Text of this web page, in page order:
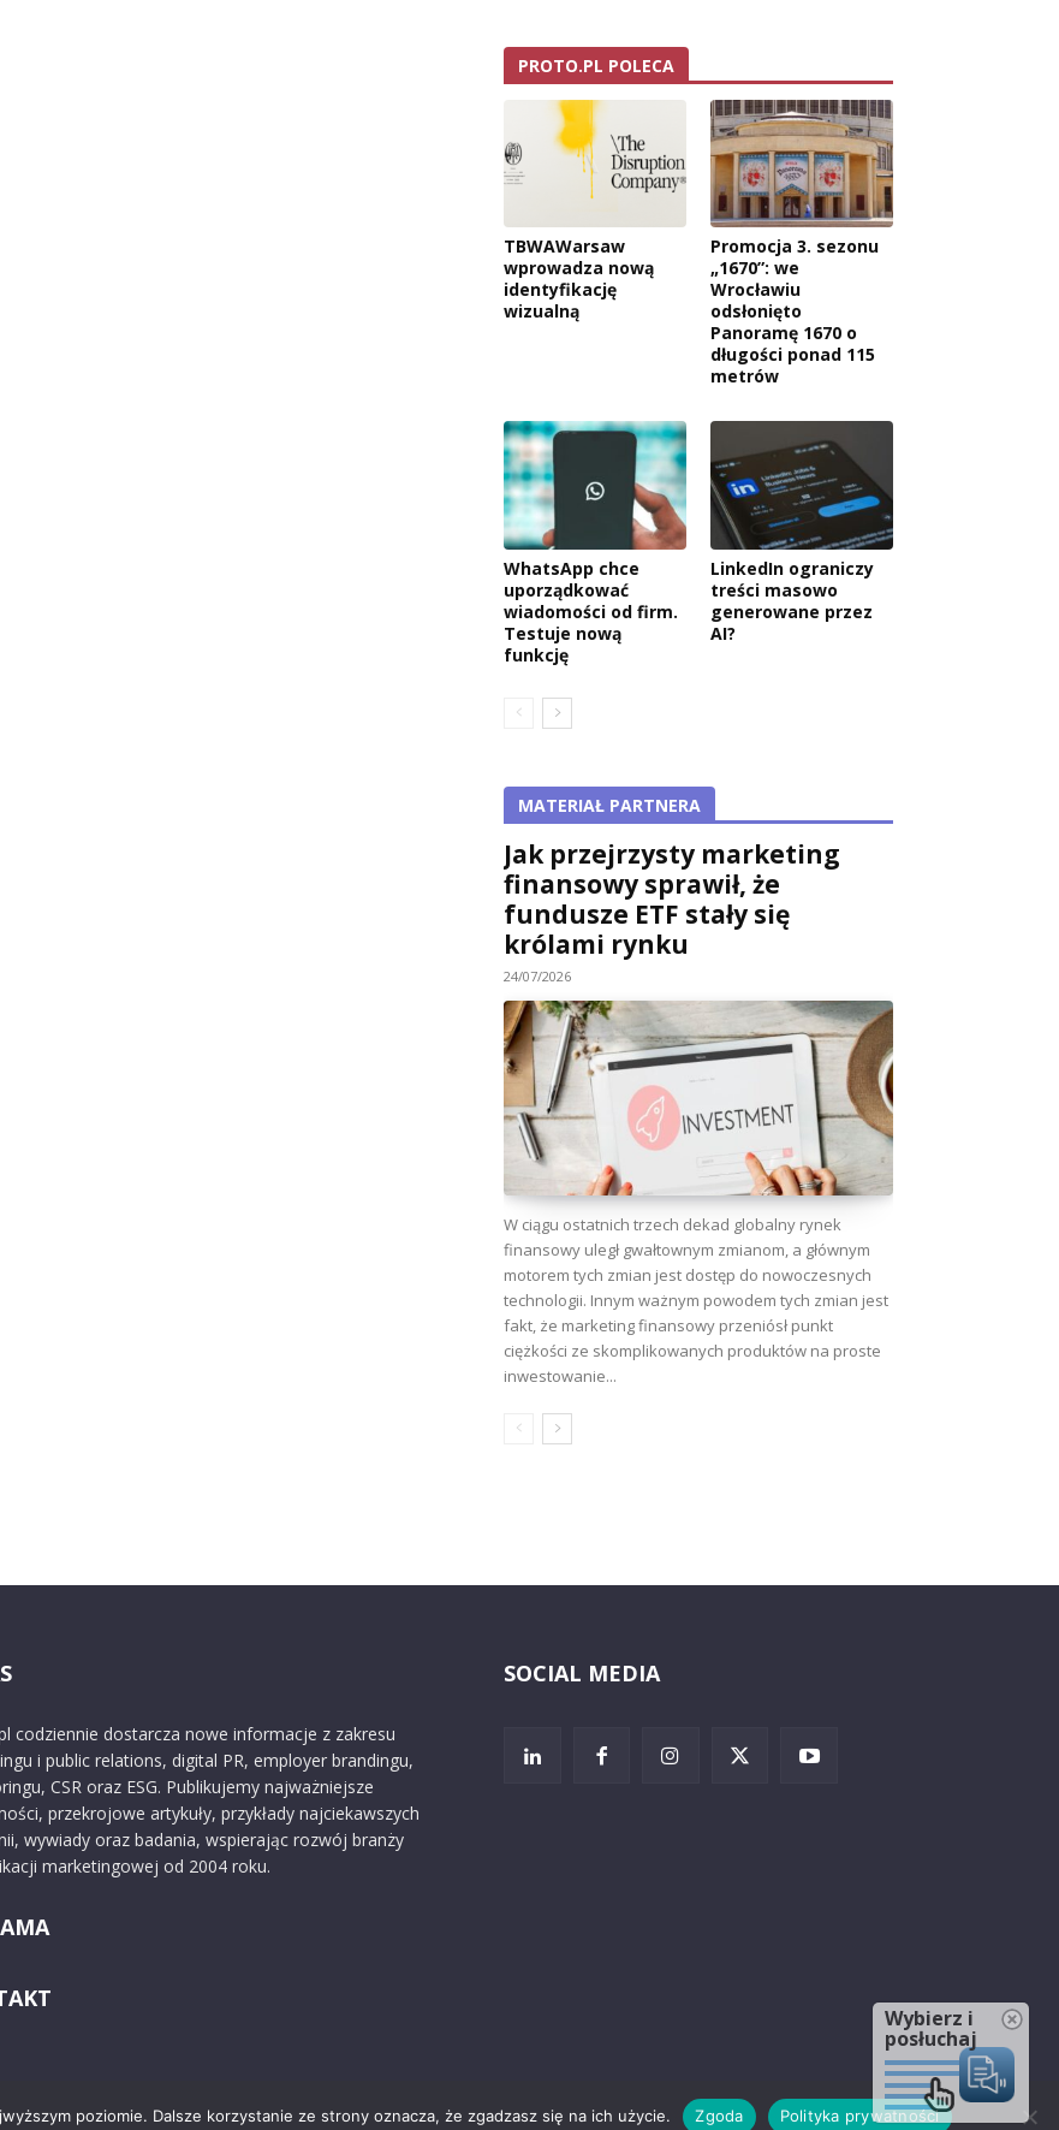
PROTO.PL POLECA
TBWAWarsaw
wprowadza nową
identyfikację
wizualną
Promocja 3. sezonu
„1670”: we
Wrocławiu
odsłonięto
Panoramę 1670 o
długości ponad 115
metrów
WhatsApp chce
uporządkować
wiadomości od firm.
Testuje nową
funkcję
LinkedIn ograniczy
treści masowo
generowane przez
AI?
MATERIAŁ PARTNERA
Jak przejrzysty marketing
finansowy sprawił, że
fundusze ETF stały się
królami rynku
24/07/2026
W ciągu ostatnich trzech dekad globalny rynek
finansowy uległ gwałtownym zmianom, a głównym
motorem tych zmian jest dostęp do nowoczesnych
technologii. Innym ważnym powodem tych zmian jest
fakt, że marketing finansowy przeniósł punkt
ciężkości ze skomplikowanych produktów na proste
inwestowanie...
codziennie dostarcza nowe informacje z zakresu
i public relations, digital PR, employer brandingu,
CSR oraz ESG. Publikujemy najważniejsze
przekrojowe artykuły, przykłady najciekawszych
wywiady oraz badania, wspierając rozwój branży
marketingowej od 2004 roku.
SOCIAL MEDIA
poziomie. Dalsze korzystanie ze strony oznacza, że zgadzasz się na ich użycie. Zgoda Polityka prywatności
Wybierz i
posłuchaj